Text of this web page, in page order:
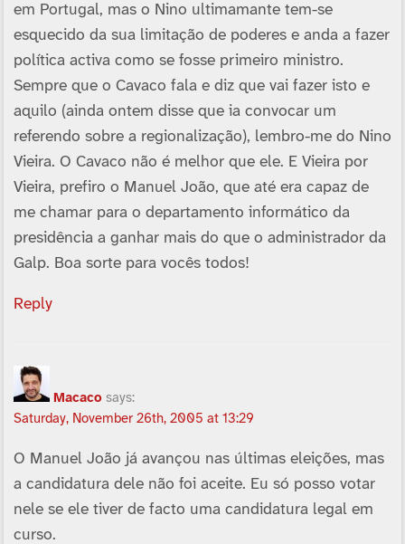
em Portugal, mas o Nino ultimamante tem-se
esquecido da sua limitação de poderes e anda a fazer
polí­tica activa como se fosse primeiro ministro.
Sempre que o Cavaco fala e diz que vai fazer isto e
aquilo (ainda ontem disse que ia convocar um
referendo sobre a regionalização), lembro-me do Nino
Vieira. O Cavaco não é melhor que ele. E Vieira por
Vieira, prefiro o Manuel João, que até era capaz de
me chamar para o departamento informático da
presidência a ganhar mais do que o administrador da
Galp. Boa sorte para vocês todos!
Reply
Macaco says:
Saturday, November 26th, 2005 at 13:29
O Manuel João já avançou nas últimas eleições, mas
a candidatura dele não foi aceite. Eu só posso votar
nele se ele tiver de facto uma candidatura legal em
curso.